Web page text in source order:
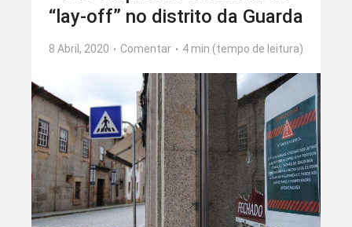
“lay-off” no distrito da Guarda
8 Abril, 2020 Comentar 4 min (tempo de leitura)